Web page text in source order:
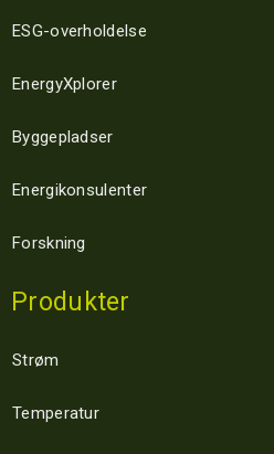
ESG-overholdelse
EnergyXplorer
Byggepladser
Energikonsulenter
Forskning
Produkter
Strøm
Temperatur